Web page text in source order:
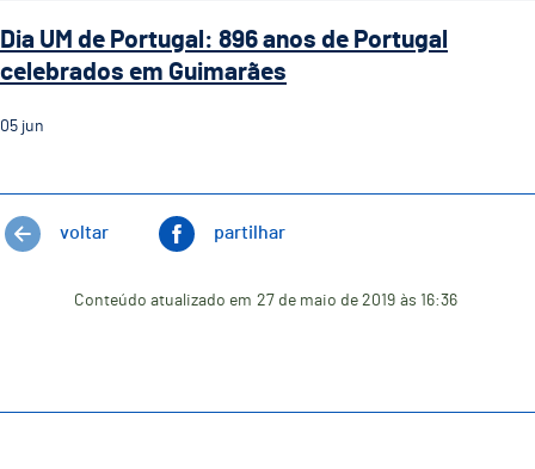
Dia UM de Portugal: 896 anos de Portugal
celebrados em Guimarães
05 jun
voltar partilhar
Conteúdo atualizado em 27 de maio de 2019 às 16:36